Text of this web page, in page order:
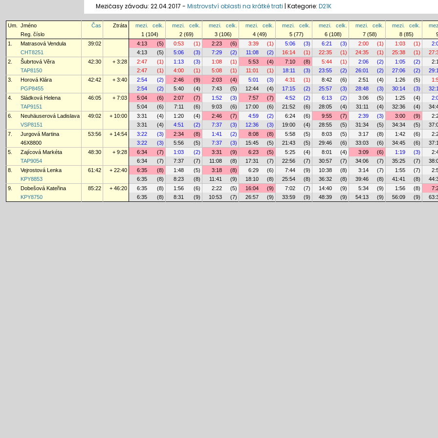
Mezičasy závodu: 22.04.2017 - Mistrovství oblasti na krátké trati | Kategorie: D21K
Um. Jméno Čas Ztráta mezi. celk. mezi. celk. mezi. celk. mezi. celk. mezi. celk. mezi. celk. mezi. celk. mezi. celk.
Reg. číslo
1 (104) 2 (69) 3 (106) 4 (49) 5 (77) 6 (108) 7 (58) 8 (85)
1.
Matrasová Vendula 39:02 4:13 (5) 0:53 (1) 2:23 (6) 3:39 (1) 5:06 (3) 6:21 (3) 2:00 (1) 1:03 (1)
CHT8251
4:13 (5) 5:06 (3) 7:29 (2) 11:08 (2) 16:14 (1) 22:35 (1) 24:35 (1) 25:38 (1)
2.
Šubrtová Věra 42:30 + 3:28 2:47 (1) 1:13 (3) 1:08 (1) 5:53 (4) 7:10 (8) 5:44 (1) 2:06 (2) 1:05 (2)
TAP8150
2:47 (1) 4:00 (1) 5:08 (1) 11:01 (1) 18:11 (3) 23:55 (2) 26:01 (2) 27:06 (2)
3.
Horová Klára 42:42 + 3:40 2:54 (2) 2:46 (9) 2:03 (4) 5:01 (3) 4:31 (1) 8:42 (6) 2:51 (4) 1:26 (5)
PGP8455
2:54 (2) 5:40 (4) 7:43 (5) 12:44 (4) 17:15 (2) 25:57 (3) 28:48 (3) 30:14 (3)
4.
Sládková Helena 46:05 + 7:03 5:04 (6) 2:07 (7) 1:52 (3) 7:57 (7) 4:52 (2) 6:13 (2) 3:06 (5) 1:25 (4)
TAP9151
5:04 (6) 7:11 (6) 9:03 (6) 17:00 (6) 21:52 (6) 28:05 (4) 31:11 (4) 32:36 (4)
6.
Neuhäuserová Ladislava 49:02 + 10:00 3:31 (4) 1:20 (4) 2:46 (7) 4:59 (2) 6:24 (6) 9:55 (7) 2:39 (3) 3:00 (9)
VSP8151
3:31 (4) 4:51 (2) 7:37 (3) 12:36 (3) 19:00 (4) 28:55 (5) 31:34 (5) 34:34 (5)
7.
Jurgová Martina 53:56 + 14:54 3:22 (3) 2:34 (8) 1:41 (2) 8:08 (8) 5:58 (5) 8:03 (5) 3:17 (8) 1:42 (6)
46X8800
3:22 (3) 5:56 (5) 7:37 (3) 15:45 (5) 21:43 (5) 29:46 (6) 33:03 (6) 34:45 (6)
5.
Zajícová Markéta 48:30 + 9:28 6:34 (7) 1:03 (2) 3:31 (9) 6:23 (5) 5:25 (4) 8:01 (4) 3:09 (6) 1:19 (3)
TAP9054
6:34 (7) 7:37 (7) 11:08 (8) 17:31 (7) 22:56 (7) 30:57 (7) 34:06 (7) 35:25 (7)
8.
Vejrostová Lenka 61:42 + 22:40 6:35 (8) 1:48 (5) 3:18 (8) 6:29 (6) 7:44 (9) 10:38 (8) 3:14 (7) 1:55 (7)
KPY8853
6:35 (8) 8:23 (8) 11:41 (9) 18:10 (8) 25:54 (8) 36:32 (8) 39:46 (8) 41:41 (8)
9.
Dobešová Kateřina 85:22 + 46:20 6:35 (8) 1:56 (6) 2:22 (5) 16:04 (9) 7:02 (7) 14:40 (9) 5:34 (9) 1:56 (8)
KPY8750
6:35 (8) 8:31 (9) 10:53 (7) 26:57 (9) 33:59 (9) 48:39 (9) 54:13 (9) 56:09 (9)